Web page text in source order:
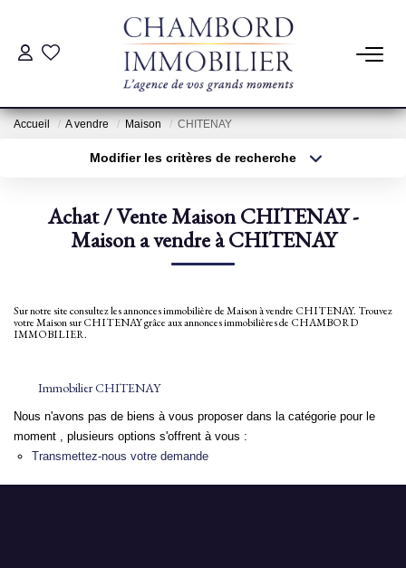
ACHAT
Pré-Estimation
NOS AGENCES
Accueil A vendre Maison CHITENAY
Modifier les critères de recherche
Sélectionnez...
Type de bien
Surface min
Créer une alerte
Achat / Vente Maison CHITENAY -
Maison a vendre à CHITENAY
Sur notre site consultez les annonces immobilière de Maison à vendre CHITENAY. Trouvez
votre Maison sur CHITENAY grâce aux annonces immobilières de CHAMBORD
IMMOBILIER.
Immobilier CHITENAY
Nous n'avons pas de biens à vous proposer dans la catégorie pour le
moment , plusieurs options s'offrent à vous :
Transmettez-nous votre demande